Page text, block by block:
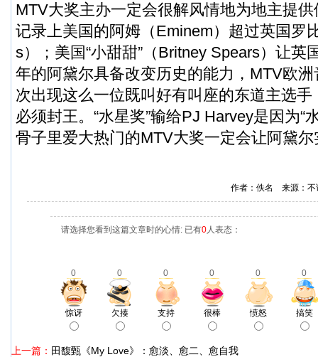
MTV大奖主办一定会很解风情地为地主提
记录上美国的阿姆（Eminem）超过英国罗
s）；美国“小甜甜”（Britney Spears）让英
年的阿黛尔具备改变历史的能力，MTV欧
次出现这么一位既叫好有叫座的东道主选
必须封王。“水星奖”输给PJ Harvey是因为“
骨子里爱大热门的MTV大奖一定会让阿黛
作者：佚名 来源：
请选择您看到这篇文章时的心情: 已有0人表态：
0 0 0 0 0 0
惊讶 欠揍 支持 很棒 愤怒 搞笑
上一篇： 田馥甄《My Love》：愈淡、愈二、愈自我